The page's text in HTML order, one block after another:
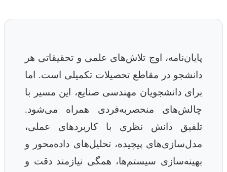
پایان‌نامه، اوج تلاش‌های علمی و تحقیقاتی هر
دانشجو در مقاطع تحصیلات تکمیلی است. اما
برای دانشجویان مهندسی صنایع، این مسیر با
چالش‌های منحصربه‌فردی همراه می‌شود.
تلفیق دانش نظری با کاربردهای عملی،
مدل‌سازی‌های پیچیده، تحلیل‌های داده‌محور و
بهینه‌سازی سیستم‌ها، همگی نیازمند دقت و